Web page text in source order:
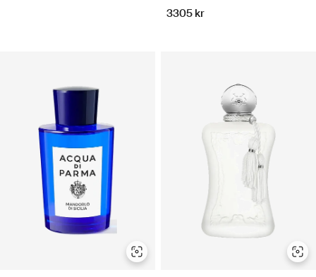
3305 kr